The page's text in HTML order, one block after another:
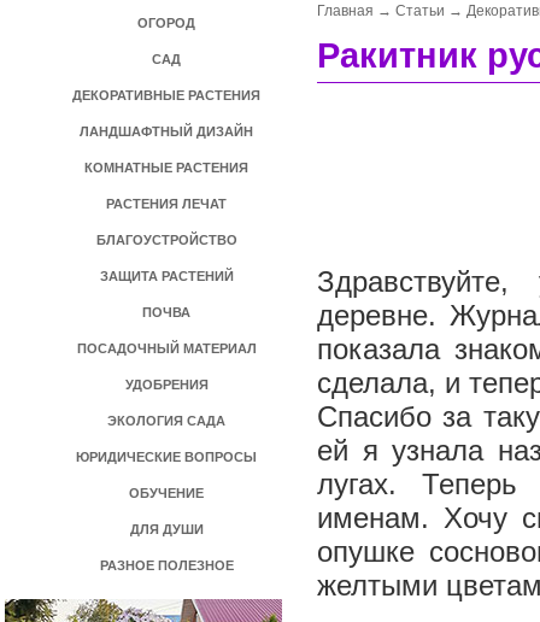
ОГОРОД
САД
ДЕКОРАТИВНЫЕ РАСТЕНИЯ
ЛАНДШАФТНЫЙ ДИЗАЙН
КОМНАТНЫЕ РАСТЕНИЯ
РАСТЕНИЯ ЛЕЧАТ
БЛАГОУСТРОЙСТВО
ЗАЩИТА РАСТЕНИЙ
ПОЧВА
ПОСАДОЧНЫЙ МАТЕРИАЛ
УДОБРЕНИЯ
ЭКОЛОГИЯ САДА
ЮРИДИЧЕСКИЕ ВОПРОСЫ
ОБУЧЕНИЕ
ДЛЯ ДУШИ
РАЗНОЕ ПОЛЕЗНОЕ
Главная → Статьи →
Ракитник
деревне.
показала
сделала, и
Спасибо за
ей я узнала
лугах.
именам. Хочу
опушке
желтыми